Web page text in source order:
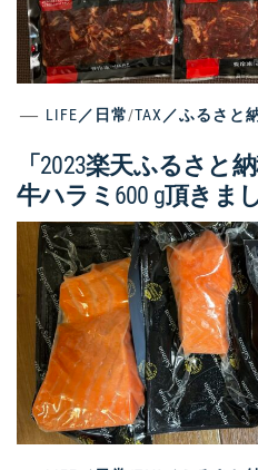
LIFE／日常/TAX／ふるさと
「2023楽天ふるさと
牛ハラミ600 g頂きま